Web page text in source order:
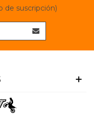
de suscripción)